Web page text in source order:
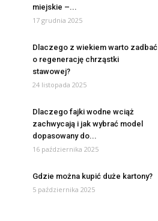
miejskie –...
17 grudnia 2025
Dlaczego z wiekiem warto zadbać
o regenerację chrząstki
stawowej?
24 listopada 2025
Dlaczego fajki wodne wciąż
zachwycają i jak wybrać model
dopasowany do...
16 października 2025
Gdzie można kupić duże kartony?
5 października 2025